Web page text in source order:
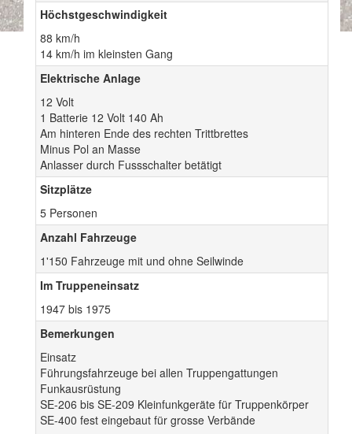
Höchstgeschwindigkeit
88 km/h
14 km/h im kleinsten Gang
Elektrische Anlage
12 Volt
1 Batterie 12 Volt 140 Ah
Am hinteren Ende des rechten Trittbrettes
Minus Pol an Masse
Anlasser durch Fussschalter betätigt
Sitzplätze
5 Personen
Anzahl Fahrzeuge
1'150 Fahrzeuge mit und ohne Seilwinde
Im Truppeneinsatz
1947 bis 1975
Bemerkungen
Einsatz
Führungsfahrzeuge bei allen Truppengattungen
Funkausrüstung
SE-206 bis SE-209 Kleinfunkgeräte für Truppenkörper
SE-400 fest eingebaut für grosse Verbände